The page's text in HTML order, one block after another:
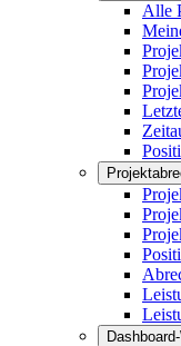
Alle